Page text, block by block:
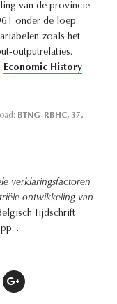
van de provincie
onder de loep
zoals het
outputrelaties.
Economic History
BTNG-RBHC, 37,
verklaringsfactoren
ontwikkeling van
Tijdschrift
.